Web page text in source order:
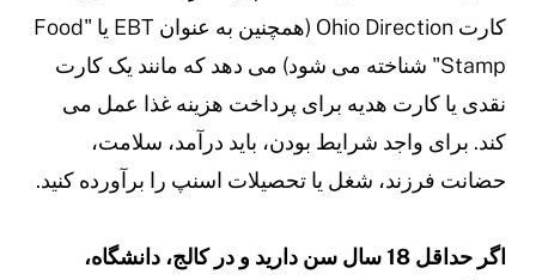
کارت Ohio Direction (همچنین به عنوان EBT یا "Food
Stamp" شناخته می شود) می دهد که مانند یک کارت
نقدی یا کارت هدیه برای پرداخت هزینه غذا عمل می
کند. برای واجد شرایط بودن، باید درآمد، سلامت،
حضانت فرزند، شغل یا تحصیلات اسنپ را برآورده کنید.
اگر حداقل 18 سال سن دارید و در کالج، دانشگاه،